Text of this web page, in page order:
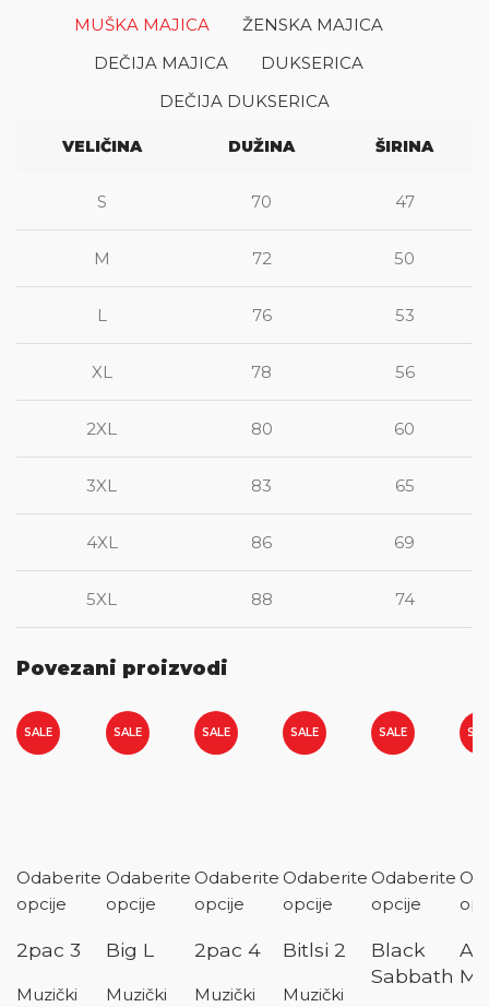
MUŠKA MAJICA
ŽENSKA MAJICA
DEČIJA MAJICA
DUKSERICA
DEČIJA DUKSERICA
VELIČINA DUŽINA ŠIRINA
S 70 47
M 72 50
L 76 53
XL 78 56
2XL 80 60
3XL 83 65
4XL 86 69
5XL 88 74
Povezani proizvodi
SALE
Odaberite
opcije
2pac 3
Muzički
SALE
Odaberite
opcije
Big L
Muzički
SALE
Odaberite
opcije
2pac 4
Muzički
SALE
Odaberite
opcije
Bitlsi 2
Muzički
SALE
Odaberite
opcije
Black
Sabbath